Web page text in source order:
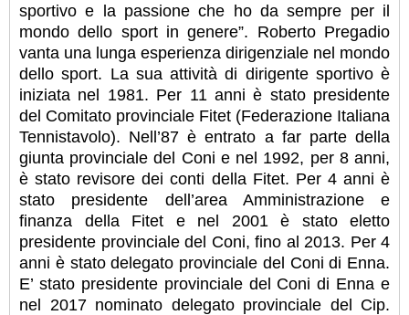
sportivo e la passione che ho da sempre per il
mondo dello sport in genere”. Roberto Pregadio
vanta una lunga esperienza dirigenziale nel mondo
dello sport. La sua attività di dirigente sportivo è
iniziata nel 1981. Per 11 anni è stato presidente
del Comitato provinciale Fitet (Federazione Italiana
Tennistavolo). Nell’87 è entrato a far parte della
giunta provinciale del Coni e nel 1992, per 8 anni,
è stato revisore dei conti della Fitet. Per 4 anni è
stato presidente dell’area Amministrazione e
finanza della Fitet e nel 2001 è stato eletto
presidente provinciale del Coni, fino al 2013. Per 4
anni è stato delegato provinciale del Coni di Enna.
E’ stato presidente provinciale del Coni di Enna e
nel 2017 nominato delegato provinciale del Cip.